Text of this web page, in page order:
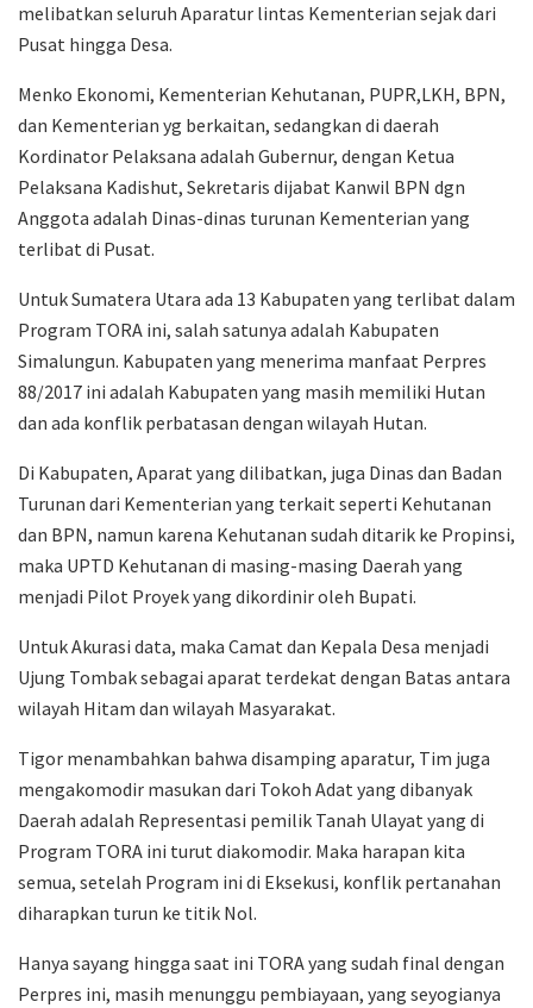
melibatkan seluruh Aparatur lintas Kementerian sejak dari
Pusat hingga Desa.
Menko Ekonomi, Kementerian Kehutanan, PUPR,LKH, BPN,
dan Kementerian yg berkaitan, sedangkan di daerah
Kordinator Pelaksana adalah Gubernur, dengan Ketua
Pelaksana Kadishut, Sekretaris dijabat Kanwil BPN dgn
Anggota adalah Dinas-dinas turunan Kementerian yang
terlibat di Pusat.
Untuk Sumatera Utara ada 13 Kabupaten yang terlibat dalam
Program TORA ini, salah satunya adalah Kabupaten
Simalungun. Kabupaten yang menerima manfaat Perpres
88/2017 ini adalah Kabupaten yang masih memiliki Hutan
dan ada konflik perbatasan dengan wilayah Hutan.
Di Kabupaten, Aparat yang dilibatkan, juga Dinas dan Badan
Turunan dari Kementerian yang terkait seperti Kehutanan
dan BPN, namun karena Kehutanan sudah ditarik ke Propinsi,
maka UPTD Kehutanan di masing-masing Daerah yang
menjadi Pilot Proyek yang dikordinir oleh Bupati.
Untuk Akurasi data, maka Camat dan Kepala Desa menjadi
Ujung Tombak sebagai aparat terdekat dengan Batas antara
wilayah Hitam dan wilayah Masyarakat.
Tigor menambahkan bahwa disamping aparatur, Tim juga
mengakomodir masukan dari Tokoh Adat yang dibanyak
Daerah adalah Representasi pemilik Tanah Ulayat yang di
Program TORA ini turut diakomodir. Maka harapan kita
semua, setelah Program ini di Eksekusi, konflik pertanahan
diharapkan turun ke titik Nol.
Hanya sayang hingga saat ini TORA yang sudah final dengan
Perpres ini, masih menunggu pembiayaan, yang seyogianya